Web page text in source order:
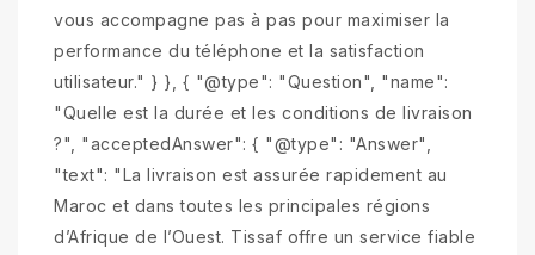
vous accompagne pas à pas pour maximiser la
performance du téléphone et la satisfaction
utilisateur." } }, { "@type": "Question", "name":
"Quelle est la durée et les conditions de livraison
?", "acceptedAnswer": { "@type": "Answer",
"text": "La livraison est assurée rapidement au
Maroc et dans toutes les principales régions
d’Afrique de l’Ouest. Tissaf offre un service fiable